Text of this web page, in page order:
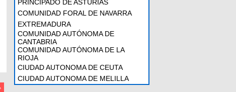
PRINCIPADO DE ASTURIAS
COMUNIDAD FORAL DE NAVARRA
EXTREMADURA
COMUNIDAD AUTÓNOMA DE
CANTABRIA
COMUNIDAD AUTÓNOMA DE LA
RIOJA
CIUDAD AUTONOMA DE CEUTA
CIUDAD AUTONOMA DE MELILLA